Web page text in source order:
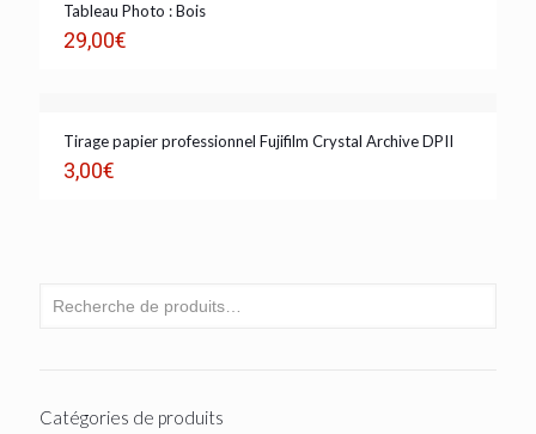
Tableau Photo : Bois
29,00€
Tirage papier professionnel Fujifilm Crystal Archive DPII
3,00€
Catégories de produits